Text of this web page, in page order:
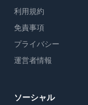
利用規約
免責事項
プライバシー
運営者情報
ソーシャル